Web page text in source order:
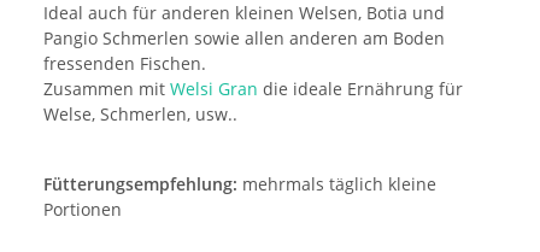
Ideal auch für anderen kleinen Welsen, Botia und
Pangio Schmerlen sowie allen anderen am Boden
fressenden Fischen.
Zusammen mit Welsi Gran die ideale Ernährung für
Welse, Schmerlen, usw..
Fütterungsempfehlung: mehrmals täglich kleine
Portionen